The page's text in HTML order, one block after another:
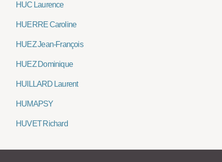
HUC Laurence
HUERRE Caroline
HUEZ Jean-François
HUEZ Dominique
HUILLARD Laurent
HUMAPSY
HUVET Richard